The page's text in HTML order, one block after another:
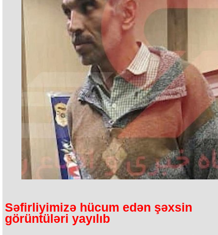
Səfirliyimizə hücum edən şəxsin
görüntüləri yayılıb